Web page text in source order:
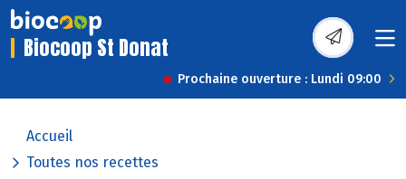
Biocoop St Donat
Prochaine ouverture : Lundi 09:00
Accueil
Toutes nos recettes